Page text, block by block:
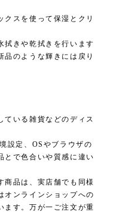
スを使って保湿とクリ
拭きや乾拭きを行います
のような輝きには戻り
ている雑貨などのディス
設定、OSやブラウザの
とで色合いや質感に違い
商品は、実店舗でも同様
オンラインショップへの
ます。万が一ご注文が重